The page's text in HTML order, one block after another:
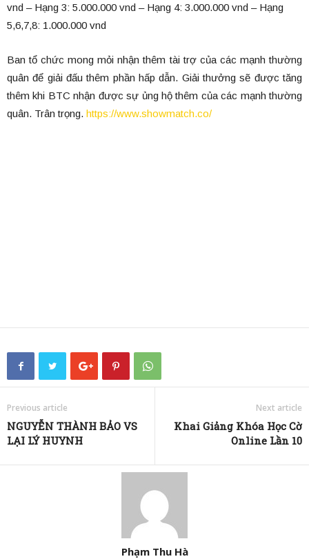
vnd – Hạng 3: 5.000.000 vnd – Hạng 4: 3.000.000 vnd – Hạng
5,6,7,8: 1.000.000 vnd
Ban tổ chức mong mỏi nhận thêm tài trợ của các mạnh thường
quân để giải đấu thêm phần hấp dẫn. Giải thưởng sẽ được tăng
thêm khi BTC nhận được sự ủng hộ thêm của các mạnh thường
quân. Trân trọng. https://www.showmatch.co/
Previous article
NGUYỄN THÀNH BẢO VS
LẠI LÝ HUYNH
Next article
Khai Giảng Khóa Học Cờ
Online Lần 10
Phạm Thu Hà